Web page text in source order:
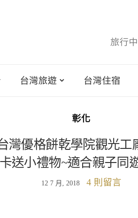
旅行
台灣旅遊 台灣住宿
彰化
灣優格餅乾學院觀光
送小禮物~適合親子同
12 7 月, 2018 4 則留言